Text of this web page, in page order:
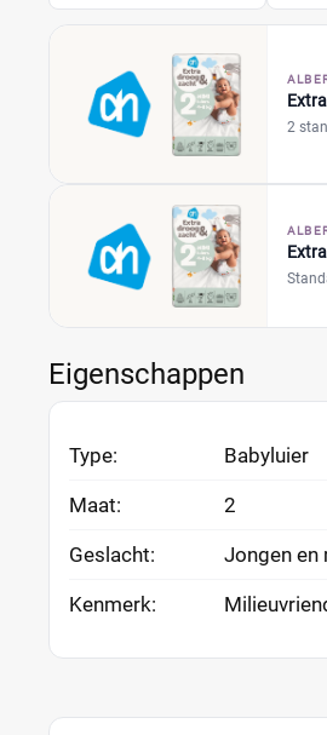
2
Eigenschappen
Type: Babyluier
Maat: 2
Geslacht: Jongen en
Kenmerk: